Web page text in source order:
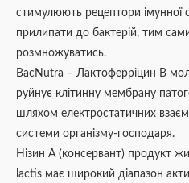
стимулюють рецептори імунної
прилипати до бактерій, тим
розмножуватись.
BacNutra – Лактоферріцин В
руйнує клітинну мембрану
шляхом електростатичних
системи організму-господаря.
Нізин А (консервант) продукт
lactis має широкий діапазон